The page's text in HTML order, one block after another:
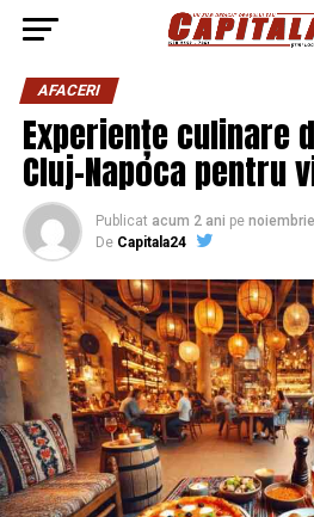
AFACERI
Experiențe culinare
Cluj-Napoca pentru
Publicat acum 2 ani pe
De Capitala24